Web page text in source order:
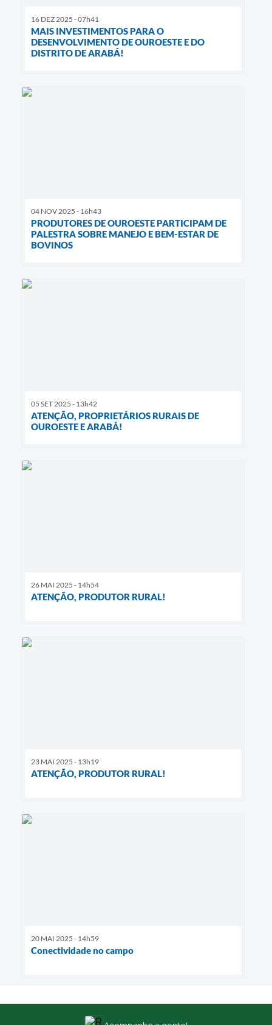
16 DEZ 2025 - 07h41
MAIS INVESTIMENTOS PARA O
DESENVOLVIMENTO DE OUROESTE E DO
DISTRITO DE ARABÁ!
04 NOV 2025 - 16h43
PRODUTORES DE OUROESTE PARTICIPAM DE
PALESTRA SOBRE MANEJO E BEM-ESTAR DE
BOVINOS
05 SET 2025 - 13h42
ATENÇÃO, PROPRIETÁRIOS RURAIS DE
OUROESTE E ARABÁ!
26 MAI 2025 - 14h54
ATENÇÃO, PRODUTOR RURAL!
23 MAI 2025 - 13h19
ATENÇÃO, PRODUTOR RURAL!
20 MAI 2025 - 14h59
Conectividade no campo